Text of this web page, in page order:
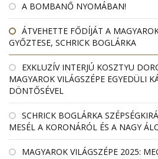
A BOMBANŐ NYOMÁBAN!
ÁTVEHETTE FŐDÍJÁT A
GYŐZTESE, SCHRICK BOGLÁRKA
EXKLUZÍV INTERJÚ KOSZTYU
MAGYAROK VILÁGSZÉPE EGYEDÜLI
DÖNTŐSÉVEL
SCHRICK BOGLÁRKA
MESÉL A KORONÁRÓL ÉS A NAGY
MAGYAROK VILÁGSZÉPE 2025: